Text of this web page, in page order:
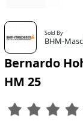
Sold By
BHM-
Bernardo
HM 25